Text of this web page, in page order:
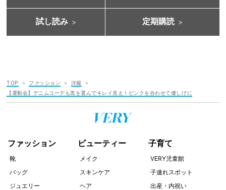
試し読み 定期購読
TOP ファッション
洋服
【運動会】デニムコーデも黒を選んでキレイ見え！ピンクを合わせて優しげに
ファッション
靴
バッグ
ジュエリー
ビューティー
メイク
スキンケア
ヘア
子育て
VERY児童館
子連れスポット
出産・内祝い